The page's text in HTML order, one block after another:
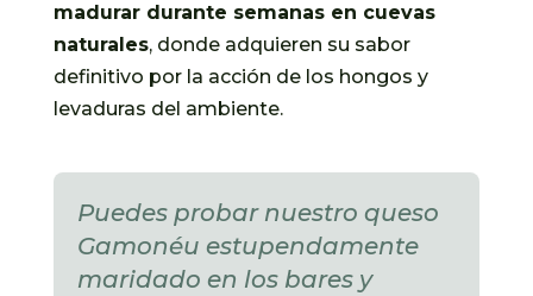
madurar durante semanas en cuevas
naturales, donde adquieren su sabor
definitivo por la acción de los hongos y
levaduras del ambiente.
Puedes probar nuestro queso
Gamonéu estupendamente
maridado en los bares y